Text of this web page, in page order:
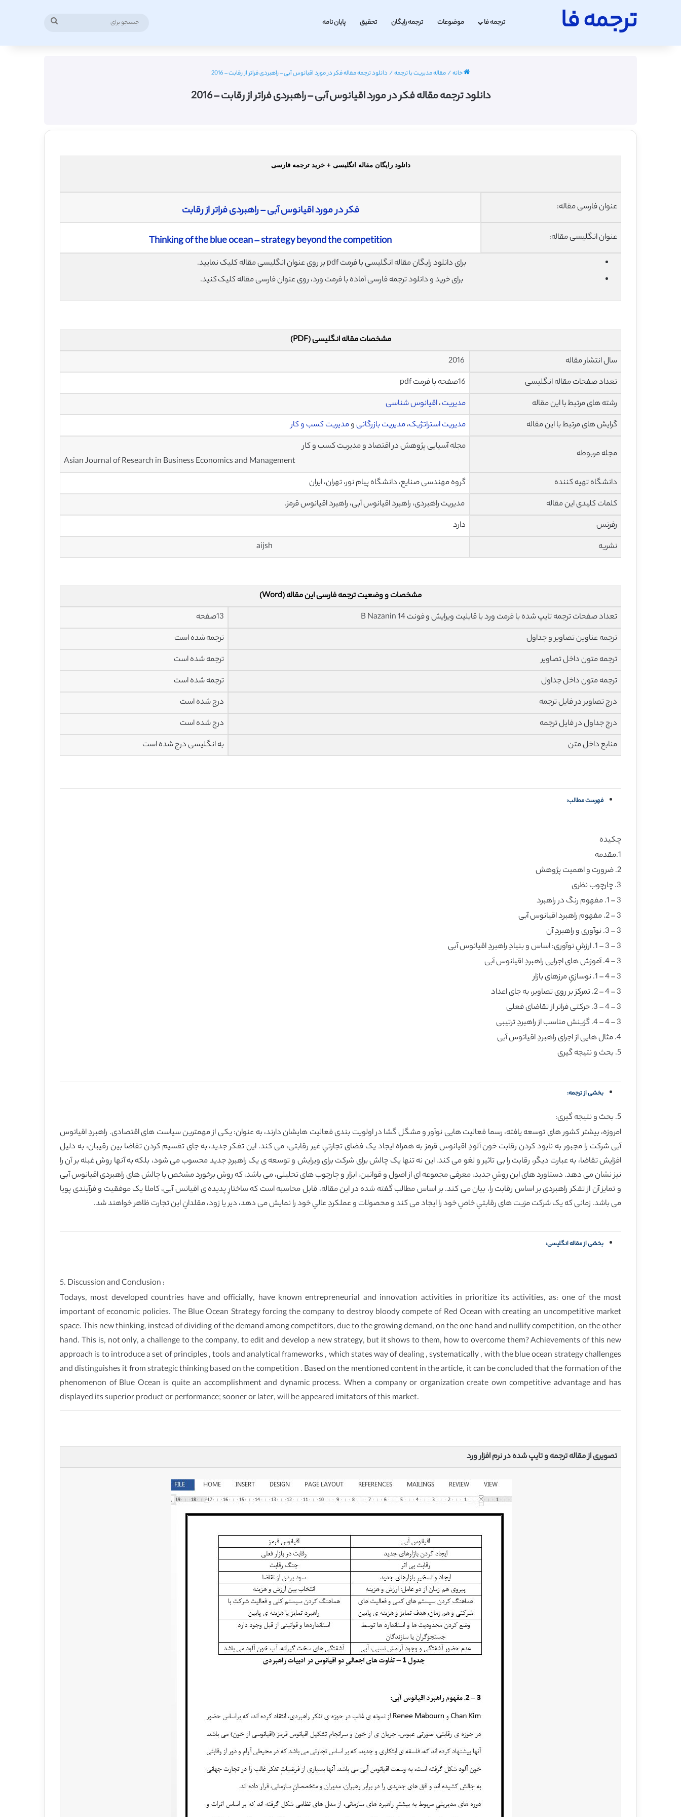
ترجمه فا ترجمه فا موضوعات ترجمه رایگان تحقیق پایان نامه
خانه/مقاله مدیریت با ترجمه/ دانلود ترجمه مقاله فکر در مورد اقیانوس آبی – راهبردی فراتر از رقابت – 2016
دانلود ترجمه مقاله فکر در مورد اقیانوس آبی – راهبردی فراتر از رقابت – 2016
دانلود رایگان مقاله انگلیسی + خرید ترجمه فارسی
عنوان فارسی مقاله: فکر در مورد اقیانوس آبی – راهبردی فراتر از رقابت
عنوان انگلیسی مقاله: Thinking of the blue ocean – strategy beyond the competition
برای دانلود رایگان مقاله انگلیسی با فرمت pdf بر روی عنوان انگلیسی مقاله کلیک نمایید.
برای خرید و دانلود ترجمه فارسی آماده با فرمت ورد، روی عنوان فارسی مقاله کلیک کنید.
مشخصات مقاله انگلیسی (PDF)
سال انتشار مقاله
تعداد صفحات مقاله انگلیسی
16صفحه با فرمت pdf
رشته های مرتبط با این مقاله
مدیریت،اقیانوس شناسی
گرایش های مرتبط با این مقاله
مدیریت استراتژیک،مدیریت بازرگانیومدیریت کسب و کار
مجله مربوطه
مجله آسیایی پژوهش در اقتصاد و مدیریت کسب و کار
Asian Journal of Research in Business Economics and Management
دانشگاه تهیه کننده
گروه مهندسی صنایع، دانشگاه پیام نور، تهران، ایران
کلمات کلیدی این مقاله
مدیریت راهبردی، راهبرد اقیانوس آبی، راهبرد اقیانوس قرمز.
رفرنس
دارد
نشریه
مشخصات و وضعیت ترجمه فارسی این مقاله (Word)
تعداد صفحات ترجمه تایپ شده با فرمت ورد با قابلیت ویرایش و فونت 14 B Nazanin
13صفحه
ترجمه عناوین تصاویر و جداول
ترجمه شده است
ترجمه متون داخل تصاویر
ترجمه شده است
ترجمه متون داخل جداول
ترجمه شده است
درج تصاویر در فایل ترجمه
درج شده است
درج جداول در فایل ترجمه
درج شده است
منابع داخل متن
به انگلیسی درج شده است
فهرست مطالب:
چکیده
1.مقدمه
2. ضرورت و اهمیت پژوهش
3. چارچوب نظری
3 – 1. مفهوم رنگ در راهبرد
3 – 2. مفهوم راهبرد اقیانوس آبی
3 – 3. نوآوری و راهبردِ آن
3 – 3 – 1. ارزشِ نوآوری: اساس و بنیادِ راهبردِ اقیانوس آبی
3 – 4. آموزش های اجرایی راهبردِ اقیانوس آبی
3 – 4 – 1. نوسازیِ مرزهای بازار
3 – 4 – 2. تمرکز بر روی تصاویر، به جای اعداد
3 – 4 – 3. حرکتی فراتر از تقاضای فعلی
3 – 4 – 4. گزینش مناسب از راهبردِ ترتیبی
4. مثال هایی از اجرای راهبردِ اقیانوس آبی
5. بحث و نتیجه گیری
بخشی از ترجمه:
5. بحث و نتیجه گیری:
امروزه، بیشتر کشور های توسعه یافته، رسما فعالیت هایی نوآور و مشگل گشا در اولویت بندی فعالیت هایشان دارند، به عنوان: یکی از مهمترین سیاست های اقتصادی. راهبردِ اقیانوس
آبی شرکت را مجبور به نابود کردن رقابت خون آلودِ اقیانوس قرمز به همراه ایجاد یک فضای تجارتیِ غیر رقابتی، می کند. این تفکر جدید، به جای تقسیم کردن تقاضا بین رقیبان، به دلیل
افزایش تقاضا، به عبارت دیگر، رقابت را بی تاثیر و لغو می کند. این نه تنها یک چالش برای شرکت برای ویرایش و توسعه ی یک راهبردِ جدید محسوب می شود، بلکه به آنها روش غبله بر آن را
نیز نشان می دهد. دستاورد های این روشِ جدید، معرفی مجموعه ای از اصول و قوانین، ابزار و چارچوب های تحلیلی، می باشد، که روش برخورد مشخص با چالش های راهبردی اقیانوس آبی
و تمایز آن از تفکر راهبردی بر اساس رقابت را، بیان می کند. بر اساس مطالب گفته شده در این مقاله، قابل محاسبه است که ساختارِ پدیده ی اقیانس آبی، کاملا یک موفقیت و فرآیندی پویا
می باشد. زمانی که یک شرکت مزیت های رقابتیِ خاصِ خود را ایجاد می کند و محصولات و عملکردِ عالیِ خود را نمایش می دهد، دیر یا زود، مقلدانِ این تجارت ظاهر خواهند شد.
بخشی از مقاله انگلیسی:
5. Discussion and Conclusion :
Todays, most developed countries have and officially, have known entrepreneurial and innovation activities in prioritize its activities, as: one of the most
important of economic policies. The Blue Ocean Strategy forcing the company to destroy bloody compete of Red Ocean with creating an uncompetitive market
space. This new thinking, instead of dividing of the demand among competitors, due to the growing demand, on the one hand and nullify competition, on the other
hand. This is, not only, a challenge to the company, to edit and develop a new strategy, but it shows to them, how to overcome them? Achievements of this new
approach is to introduce a set of principles , tools and analytical frameworks , which states way of dealing , systematically , with the blue ocean strategy challenges
and distinguishes it from strategic thinking based on the competition . Based on the mentioned content in the article, it can be concluded that the formation of the
phenomenon of Blue Ocean is quite an accomplishment and dynamic process. When a company or organization create own competitive advantage and has
displayed its superior product or performance; sooner or later, will be appeared imitators of this market.
تصویری از مقاله ترجمه و تایپ شده در نرم افزار ورد